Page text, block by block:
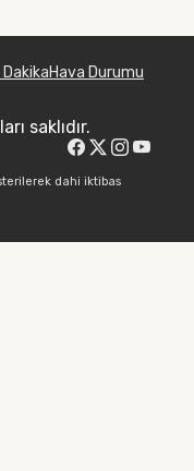
Hava Durumu
saklıdır.
dahi iktibas